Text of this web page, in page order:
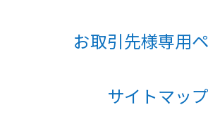
お取引先様専用
サイトマップ